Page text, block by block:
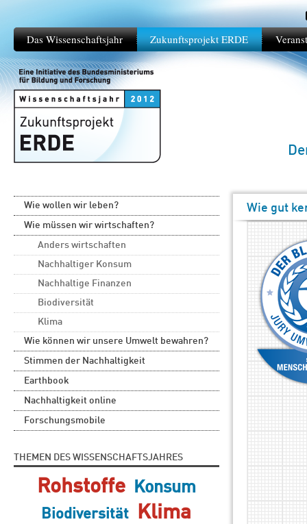
Das Wissenschaftsjahr Zukunftsprojekt ERDE
Wie wollen wir leben?
Wie müssen wir wirtschaften?
Anders wirtschaften
Nachhaltiger Konsum
Nachhaltige Finanzen
Biodiversität
Klima
Wie können wir unsere Umwelt bewahren?
Stimmen der Nachhaltigkeit
Earthbook
Nachhaltigkeit online
Forschungsmobile
THEMEN DES WISSENSCHAFTSJAHRES
Rohstoffe Konsum
Biodiversität Klima
Wie gut